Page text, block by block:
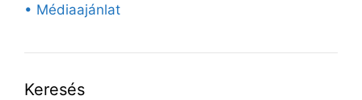
• Médiaajánlat
Keresés